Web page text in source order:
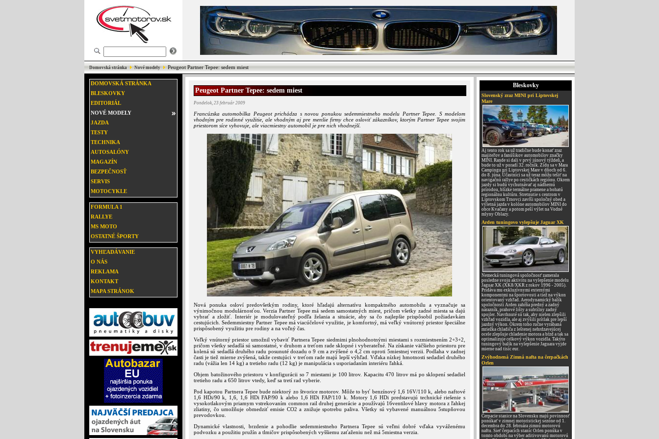
Domovská stránka Nové modely Peugeot Partner Tepee: sedem miest
DOMOVSKÁ STRÁNKA
BLESKOVKY
EDITORIÁL
NOVÉ MODELY
JAZDA
TESTY
TECHNIKA
AUTOSALÓNY
MAGAZÍN
BEZPEČNOSŤ
SERVIS
MOTOCYKLE
FORMULA 1
RALLYE
MS MOTO
OSTATNÉ ŠPORTY
VYHĽADÁVANIE
O NÁS
REKLAMA
KONTAKT
MAPA STRÁNOK
Peugeot Partner Tepee: sedem miest
Pondelok, 23 február 2009
Francúzska automobilka Peugeot prichádza s novou ponukou sedemmiestneho modelu Partner Tepee. S modelom
vhodným pre rodinné využitie, ale vhodným aj pre menšie firmy chce osloviť zákazníkov, ktorým Partner Tepee svojim
priestorom síce vyhovuje, ale viacmiestny automobil je pre nich vhodnejší.
Nová ponuka osloví predovšetkým rodiny, ktoré hľadajú alternatívu kompaktného automobilu a vyznačuje sa
výnimočnou modulárnosťou. Verzia Partner Tepee má sedem samostatných miest, pričom všetky zadné miesta sa dajú
vybrať a zložiť. Interiér je modulovateľný podľa želania a situácie, aby sa čo najlepšie prispôsobil požiadavkám
cestujúcich. Sedemmiestny Partner Tepee má viacúčelové využitie, je komfortný, má veľký vnútorný priestor špeciálne
prispôsobený využitiu pre rodiny a na voľný čas.
Veľký vnútorný priestor umožnil vybaviť Partnera Tepee siedmimi plnohodnotnými miestami s rozmiestnením 2+3+2,
pričom všetky sedadlá sú samostatné, v druhom a treťom rade sklopné i vyberateľné. Na získanie väčšieho priestoru pre
kolená sú sedadlá druhého radu posunuté dozadu o 9 cm a zvýšené o 4,2 cm oproti 5miestnej verzii. Podlaha v zadnej
časti je tiež mierne zvýšená, takže cestujúci v treťom rade majú lepší výhľad. Vďaka nízkej hmotnosti sedadiel druhého
radu (vážia len 14 kg) a tretieho radu (12 kg) je manipulácia s usporiadaním interiéru ľahká.
Objem batožinového priestoru v konfigurácii so 7 miestami je 100 litrov. Kapacitu 470 litrov má po sklopení sedadiel
tretieho radu a 650 litrov vtedy, keď sa tretí rad vyberie.
Pod kapotou Partnera Tepee bude niektorý zo štvorice motorov. Môže to byť benzínový 1,6 16V/110 k, alebo naftové
1,6 HDi/90 k, 1,6, 1,6 HDi FAP/90 k alebo 1,6 HDi FAP/110 k. Motory 1,6 HDi predstavujú technické riešenie s
vysokotlakovým priamym vstrekovaním common rail druhej generácie a používajú 16ventilové hlavy motora z ľahkej
zliatiny, čo umožňuje obmedziť emisie CO2 a znižuje spotrebu paliva. Všetky sú vybavené manuálnou 5stupňovou
prevodovkou.
Dynamické vlastnosti, brzdenie a pohodlie sedemmiestneho Partnera Tepee sú veľmi dobré vďaka vyváženému
podvozku a použitiu pružín a tlmičov prispôsobených vyššiemu zaťaženiu než má 5miestna verzia.
Bleskovky
Slovenský zraz MINI pri Liptovskej
Mare
Aj tento rok sa už tradične bude konať zraz
majiteľov a fanúšikov automobilov značky
MINI. Rande si dali v prvý júnový týždeň, a
bude to už v poradí 32. ročník. Zídu sa v Mara
Campingu pri Liptovskej Mare v dňoch od 6.
do 8. júna. Účastníci sa už teraz môžu tešiť na
navigačnú rallye po cestičkách regiónu. Okrem
jazdy si budú vychutnávať aj nádhernú
prírodou, blízke termálne pramene a bohatú
regionálnu kultúru. Stretnutie s centrom v
Liptovskom Trnovci zavŕši spoločný obed a
výletná jazda v kolóne automobilov MINI do
obce Kvačany a potom peší výlet na Vodné
mlyny Oblazy.
Arden tuningovo vylepšuje Jaguar XK
Nemecká tuningová spoločnosť zamerala
posledne svoju aktivitu na vylepšenie modelu
Jaguar XK (XK8/XKR z rokov 1996 - 2005).
Pridáva mu exkluzívnymi externými
komponentmi na športovosti a tiež na výkon
orientovaný vzhľad. Aerodynamický balík
spoločnosti Arden zahŕňa predný a zadný
nárazník, prahové lišty a subtílny zadný
spojler. Navrhnuté sú tak, aby nielen zlepšili
vzhľad vozidla, ale aj zvýšili prítlak pre lepší
jazdný výkon. Okrem toho ručne vyrábaná
mriežka chladiča z leštenej nehrdzavejúcej
ocele zlepšuje chladenie motora a bŕzd a tak sa
optimalizuje celkový výkon vozidla. Takýto
tuningový balík na vylepšenie Jaguara vyjde
mierne nad tisíc eur.
Zvýhodnená Zimná nafta na čerpačkách
Orlen
Čerpacie stanice na Slovensku majú povinnosť
ponúkať v zimnej motoristickej sezóne od 1.
decembra do 28. februára zimnú motorovú
naftu. Sieť čerpacích staníc Orlen ponúka v
tomto období na výber aditivovanú motorovú